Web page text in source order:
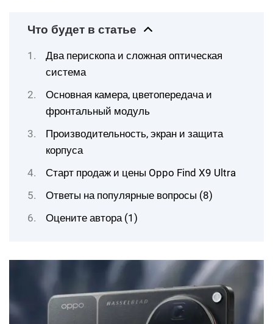
Что будет в статье
Два перископа и сложная оптическая
система
Основная камера, цветопередача и
фронтальный модуль
Производительность, экран и защита
корпуса
Старт продаж и цены Oppo Find X9 Ultra
Ответы на популярные вопросы (8)
Оцените автора (1)